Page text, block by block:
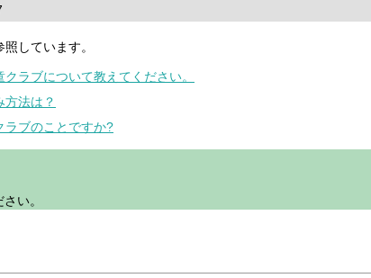
しています。
ラブについて教えてください。
法は？
ラブのことですか?
い。